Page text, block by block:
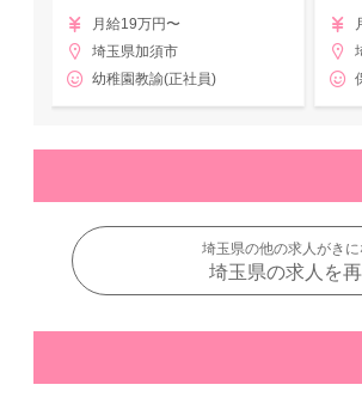
月給19万円〜
埼玉県加須市
幼稚園教諭(正社員)
埼玉県の他の求人がき
埼玉県の求人を